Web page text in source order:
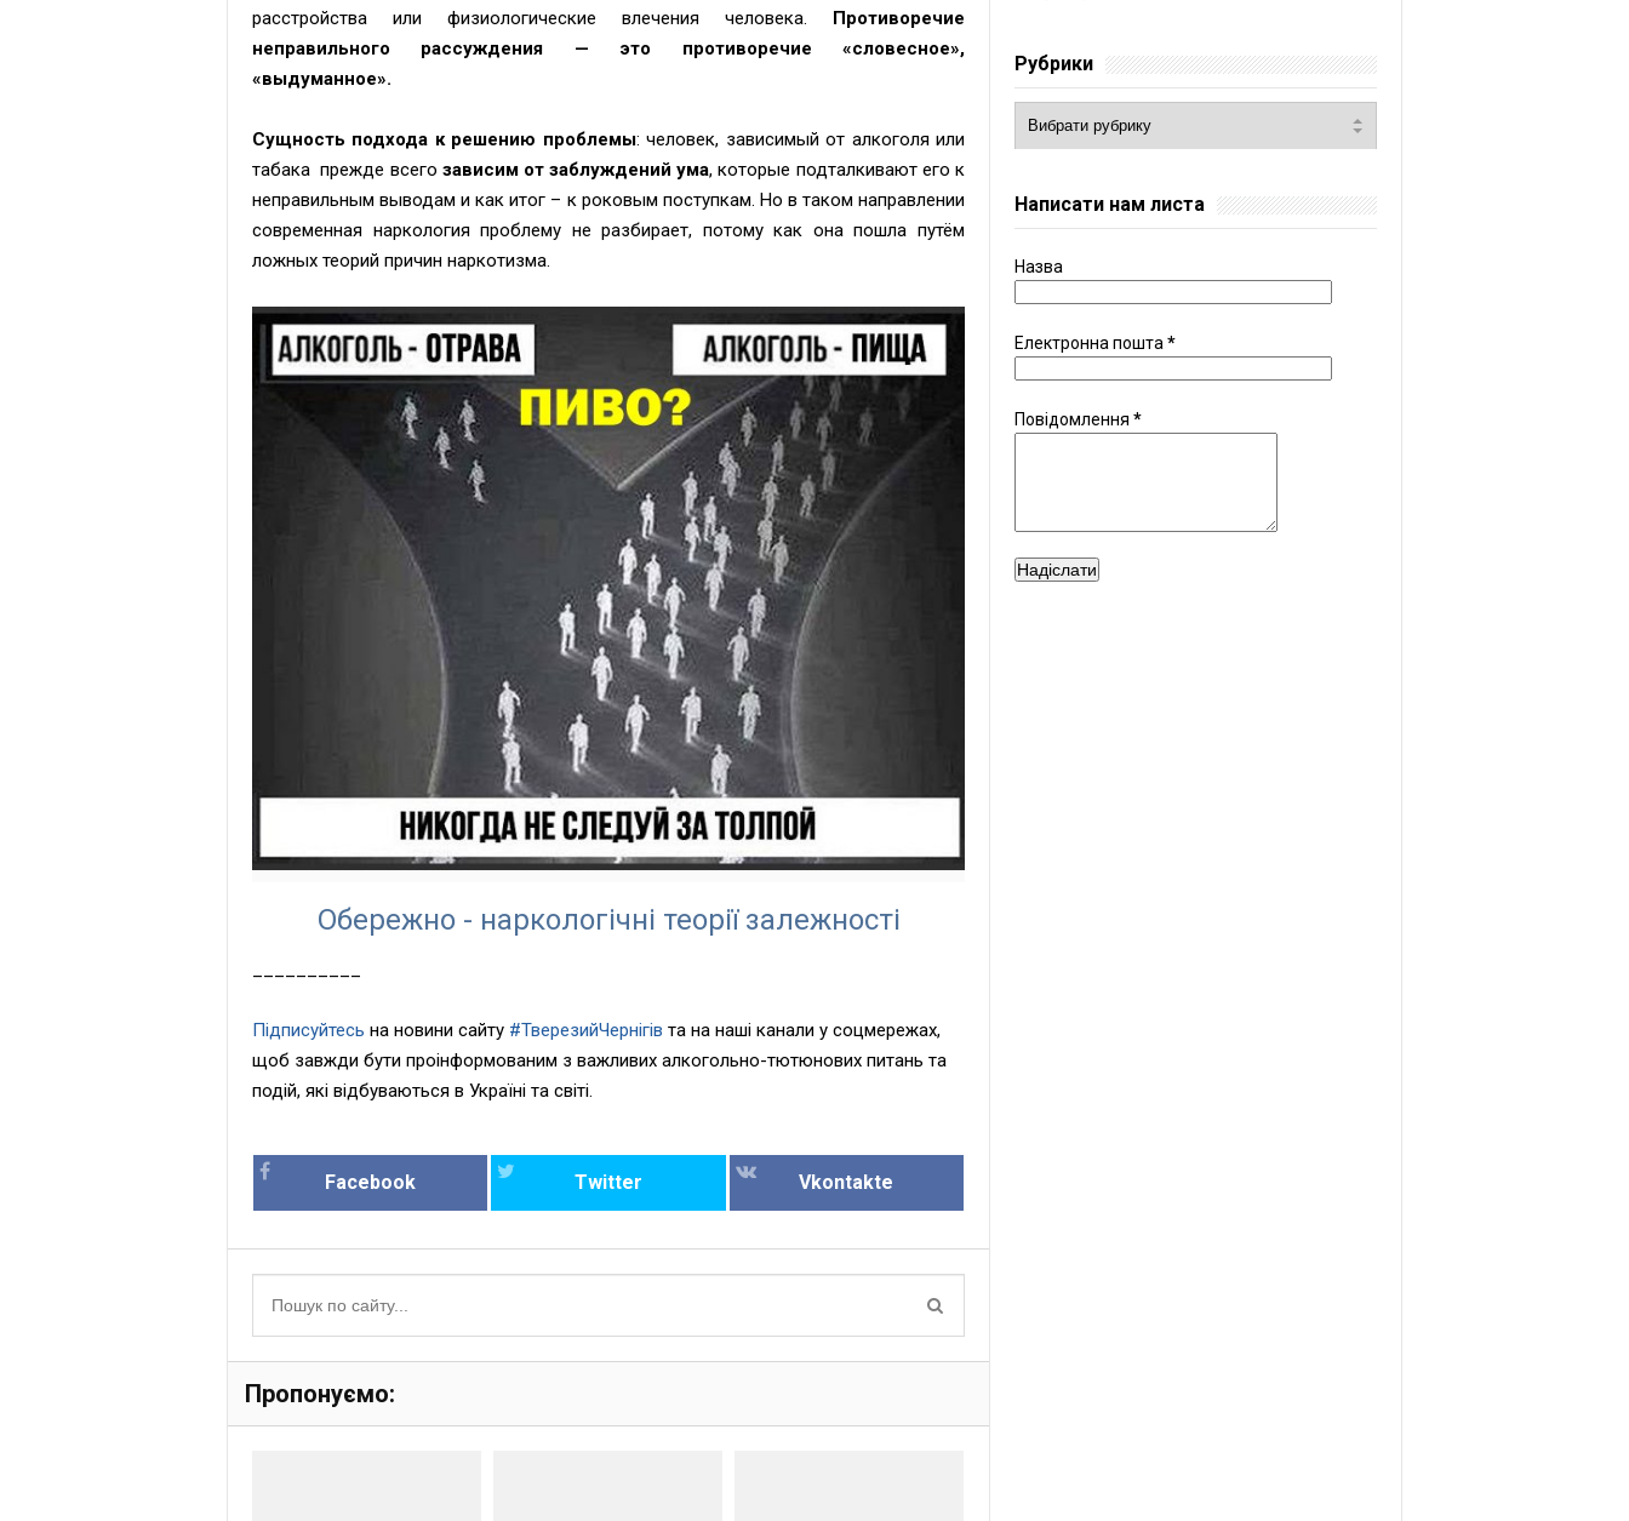
расстройства или физиологические влечения человека. Противоречие
неправильного рассуждения — это противоречие «словесное»,
«выдуманное».
Сущность подхода к решению проблемы: человек, зависимый от алкоголя или
табака прежде всего зависим от заблуждений ума, которые подталкивают его к
неправильным выводам икак итог – к роковым поступкам. Но в таком направлении
современная наркологияпроблему не разбирает, потому как она пошла путём
ложных теорий причин наркотизма.
Обережно - наркологічні теорії залежності
Підписуйтесь на новини сайту #ТверезийЧернігів та на наші канали у соцмережах,
щоб завжди бути проінформованим з важливих алкогольно-тютюнових питань та
подій, які відбуваються в Україні та світі.
Facebook Twitter Vkontakte
Пропонуємо:
Рубрики
Написати нам листа
Назва
Електронна пошта*
Повідомлення*